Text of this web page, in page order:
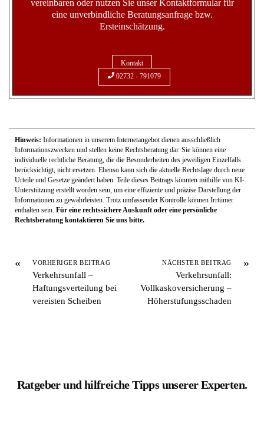
eine unverbindliche Beratungsanfrage bzw.
Ersteinschätzung.
Kontakt
02732 - 791079
Hinweis:Informationen in unserem Internetangebot dienen ausschließlich
Informationszwecken und stellen keine Rechtsberatung dar. Sie können eine
individuelle rechtliche Beratung, die die Besonderheiten des jeweiligen Einzelfalls
berücksichtigt, nicht ersetzen. Ebenso kann sich die aktuelle Rechtslage durch neue
Urteile und Gesetze geändert haben. Teile dieses Beitrags könnten mithilfe von KI-
Unterstützung erstellt worden sein, um eine effiziente und präzise Darstellung der
Informationen zu gewährleisten. Trotz umfassender Kontrolle können Irrtümer
enthalten sein. Für eine rechtssichere Auskunft oder eine persönliche
Rechtsberatung kontaktieren Sie uns bitte.
Verkehrsunfall –
Haftungsverteilung bei
vereisten Scheiben
Verkehrsunfall:
Vollkaskoversicherung –
Höherstufungsschaden